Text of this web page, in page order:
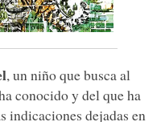
, un niño que busca al
conocido y del que ha
indicaciones dejadas en